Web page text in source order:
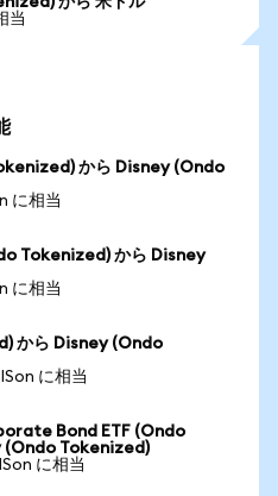
当
から Disney (Ondo
に相当
Tokenized) から Disney
に相当
から Disney (Ondo
に相当
Bond ETF (Ondo
(Ondo Tokenized)
に相当